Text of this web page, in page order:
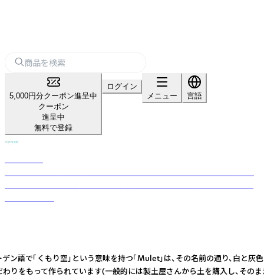
5,000円分クーポン進呈中
クーポン
進呈中
無料で登録
ログイン
メニュー
言語
「くもり空」という意味を持つ「Mulet」は、その名前の通り、
もって作られています(一般的には製土屋さんから土を購入し